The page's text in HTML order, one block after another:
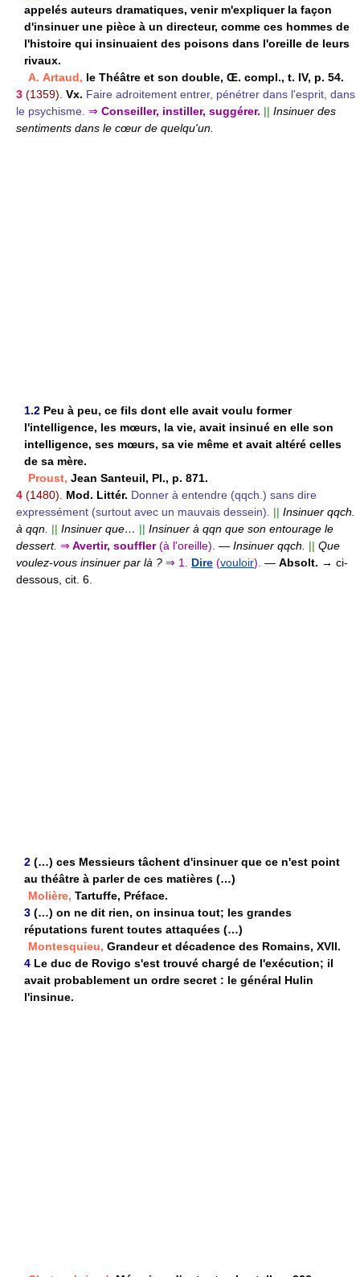
appelés auteurs dramatiques, venir m'expliquer la façon
d'insinuer une pièce à un directeur, comme ces hommes de
l'histoire qui insinuaient des poisons dans l'oreille de leurs
rivaux.
A. Artaud, le Théâtre et son double, Œ. compl., t. IV, p. 54.
3 (1359). Vx. Faire adroitement entrer, pénétrer dans l'esprit, dans
le psychisme. ⇒ Conseiller, instiller, suggérer. || Insinuer des
sentiments dans le cœur de quelqu'un.
1.2 Peu à peu, ce fils dont elle avait voulu former
l'intelligence, les mœurs, la vie, avait insinué en elle son
intelligence, ses mœurs, sa vie même et avait altéré celles
de sa mère.
Proust, Jean Santeuil, Pl., p. 871.
4 (1480). Mod. Littér. Donner à entendre (qqch.) sans dire
expressément (surtout avec un mauvais dessein).
|| Insinuer qqch.
à qqn. || Insinuer que… || Insinuer à qqn que son entourage le
dessert. ⇒ Avertir, souffler(à l'oreille). — Insinuer qqch. || Que
voulez-vous insinuer par là ? ⇒ 1. Dire (vouloir). — Absolt. → ci-
dessous, cit. 6.
2 (…) ces Messieurs tâchent d'insinuer que ce n'est point
au théâtre à parler de ces matières (…)
Molière, Tartuffe, Préface.
3 (…) on ne dit rien, on insinua tout; les grandes
réputations furent toutes attaquées (…)
Montesquieu, Grandeur et décadence des Romains, XVII.
4 Le duc de Rovigo s'est trouvé chargé de l'exécution; il
avait probablement un ordre secret : le général Hulin
l'insinue.